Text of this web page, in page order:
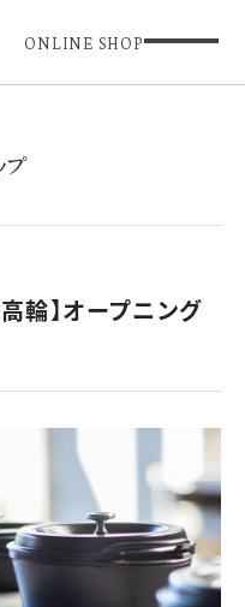
ONLINE SHOP
プ
輪】オープニング